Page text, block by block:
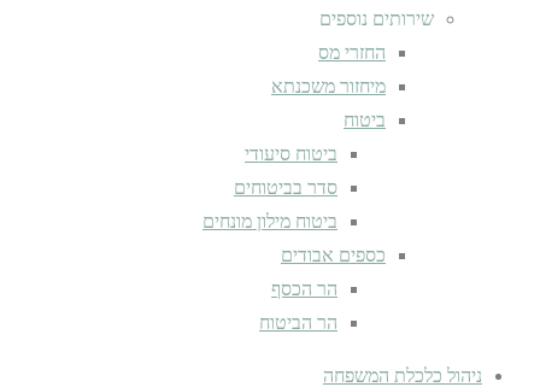
שירותים נוספים
החזרי מס
מיחזור משכנתא
ביטוח
ביטוח סיעודי
סדר בביטוחים
ביטוח מילון מונחים
כספים אבודים
הר הכסף
הר הביטוח
ניהול כלכלת המשפחה